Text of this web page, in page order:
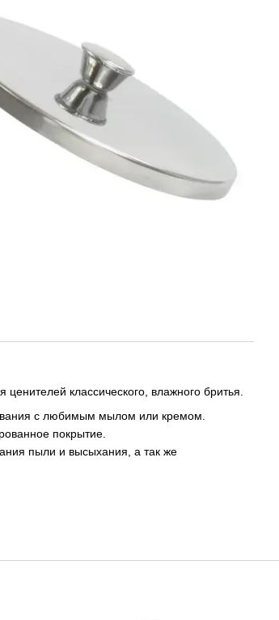
классического, влажного бритья.
с любимым мылом или кремом.
покрытие.
пыли и высыхания, а так же